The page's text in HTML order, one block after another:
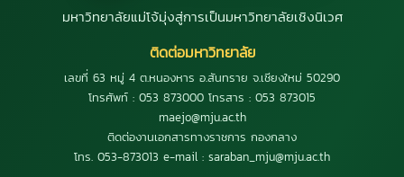
มหาวิทยาลัยแม่โจ้มุ่งสู่การเป็นมหาวิทยาลัยเชิงนิเวศ
ติดต่อมหาวิทยาลัย
เลขที่ 63 หมู่ 4 ต.หนองหาร อ.สันทราย จ.เชียงใหม่ 50290
โทรศัพท์ : 053 873000 โทรสาร : 053 873015
maejo@mju.ac.th
ติดต่องานเอกสารทางราชการ กองกลาง
โทร. 053-873013 e-mail : saraban_mju@mju.ac.th